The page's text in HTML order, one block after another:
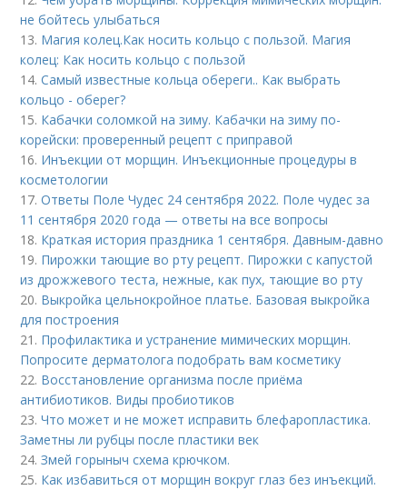
не бойтесь улыбаться
13. Магия колец.Как носить кольцо с пользой. Магия
колец: Как носить кольцо с пользой
14.Самый известные кольца обереги.. Как выбрать
кольцо - оберег?
15. Кабачки соломкой на зиму. Кабачки на зиму по-
корейски: проверенный рецепт с приправой
16. Инъекции от морщин. Инъекционные процедуры в
косметологии
17.Ответы Поле Чудес 24 сентября 2022. Поле чудес за
11 сентября 2020 года — ответы на все вопросы
18. Краткая история праздника 1 сентября. Давным-давно
19. Пирожки тающие во рту рецепт. Пирожки с капустой
из дрожжевого теста, нежные, как пух, тающие во рту
20. Выкройка цельнокройное платье. Базовая выкройка
для построения
21. Профилактика и устранение мимических морщин.
Попросите дерматолога подобрать вам косметику
22. Восстановление организма после приёма
антибиотиков. Виды пробиотиков
23.Что может и не может исправить блефаропластика.
Заметны ли рубцы после пластики век
24.Змей горыныч схема крючком.
25. Как избавиться от морщин вокруг глаз без инъекций.